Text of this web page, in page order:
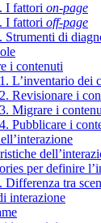
I fattori on-page
I fattori off-page
Strumenti di
i contenuti
L’inventario dei
Revisionare i
Migrare i
Pubblicare i
per definire
Differenza tra
interazione